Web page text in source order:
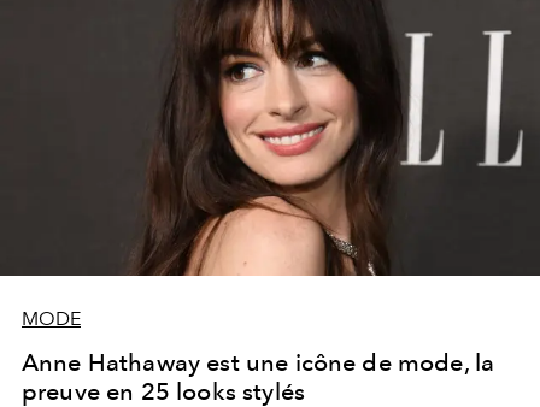
MODE
Anne Hathaway est une icône de mode, la
preuve en 25 looks stylés